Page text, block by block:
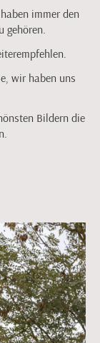
immer den
wir haben uns
Bildern die